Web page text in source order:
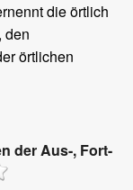
die örtlich
den
örtlichen
der Aus-, Fort-